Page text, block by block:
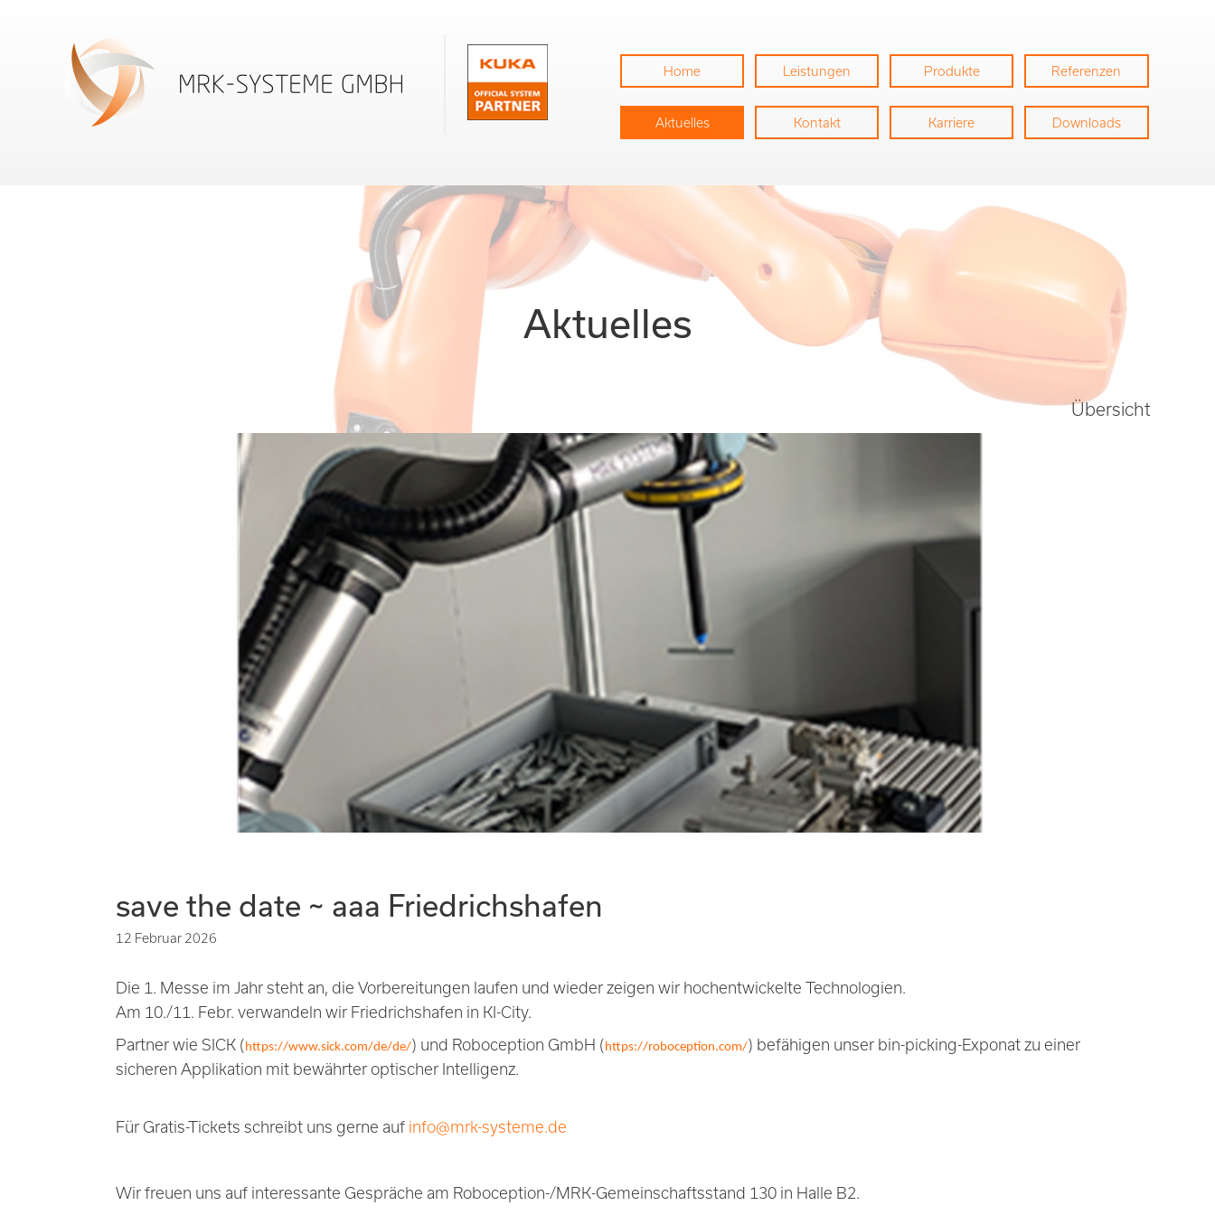
Home Leistungen Produkte Referenzen
Aktuelles Kontakt Karriere Downloads
Aktuelles
Übersicht
save the date ~ aaa Friedrichshafen
12 Februar 2026
Die 1. Messe im Jahr steht an, die Vorbereitungen laufen und wieder zeigen wir hochentwickelte Technologien.
Am 10./11. Febr. verwandeln wir Friedrichshafen in KI-City.
Partner wie SICK (https://www.sick.com/de/de/) und Roboception GmbH (https://roboception.com/) befähigen unser bin-picking-Exponat zu einer
sicheren Applikation mit bewährter optischer Intelligenz.
Für Gratis-Tickets schreibt uns gerne auf info@mrk-systeme.de
Wir freuen uns auf interessante Gespräche am Roboception-/MRK-Gemeinschaftsstand 130 in Halle B2.